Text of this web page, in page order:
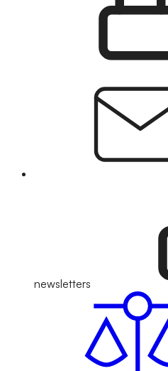
newsletters